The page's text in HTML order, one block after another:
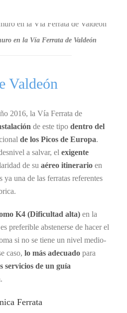
en la Vía Ferrata de Valdeón
Valdeón
2016, la Vía Ferrata de
de este tipo dentro del
de los Picos de Europa.
a salvar, el exigente
de su aéreo itinerario en
ya una de las ferratas referentes
K4 (Dificultad alta) en la
preferible abstenerse de hacer el
si no se tiene un nivel medio-
caso, lo más adecuado para
servicios de un guía
.
Ferrata